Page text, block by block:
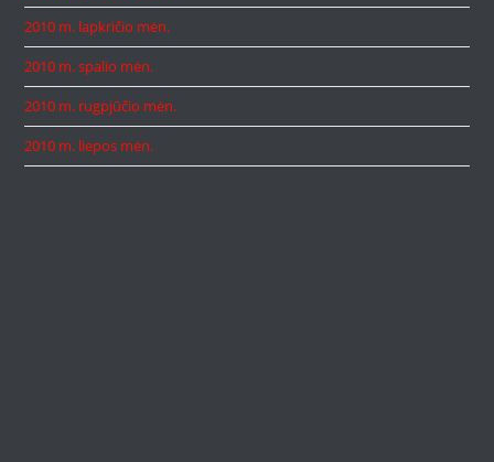
2010 m. lapkričio mėn.
2010 m. spalio mėn.
2010 m. rugpjūčio mėn.
2010 m. liepos mėn.